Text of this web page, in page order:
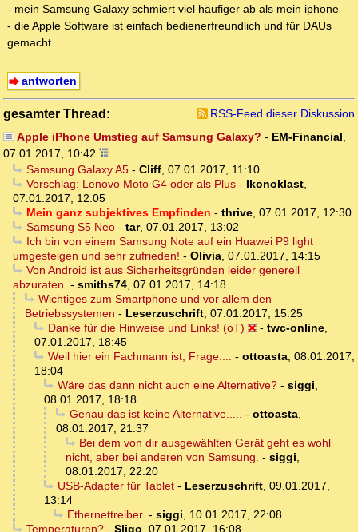
- mein Samsung Galaxy schmiert viel häufiger ab als mein iphone
- die Apple Software ist einfach bedienerfreundlich und für DAUs
gemacht
antworten
gesamter Thread:
RSS-Feed dieser Diskussion
Apple iPhone Umstieg auf Samsung Galaxy? - EM-Financial,
07.01.2017, 10:42
Samsung Galaxy A5- Cliff, 07.01.2017, 11:10
Vorschlag: Lenovo Moto G4 oder als Plus- Ikonoklast,
07.01.2017, 12:05
Mein ganz subjektives Empfinden - thrive, 07.01.2017, 12:30
Samsung S5 Neo- tar, 07.01.2017, 13:02
Ich bin von einem Samsung Note auf ein Huawei P9 light
umgesteigen und sehr zufrieden! - Olivia, 07.01.2017, 14:15
Von Android ist aus Sicherheitsgründen leider generell
abzuraten. - smiths74, 07.01.2017, 14:18
Wichtiges zum Smartphone und vor allem den
Betriebssystemen - Leserzuschrift, 07.01.2017, 15:25
Danke für die Hinweise und Links! (oT)
- twc-online,
07.01.2017, 18:45
Weil hier ein Fachmann ist, Frage.... - ottoasta, 08.01.2017,
18:04
Wäre das dann nicht auch eine Alternative?- siggi,
08.01.2017, 18:18
Genau das ist keine Alternative..... - ottoasta,
08.01.2017, 21:37
Bei dem von dir ausgewählten Gerät geht es wohl
nicht, aber bei anderen von Samsung. - siggi,
08.01.2017, 22:20
USB-Adapter für Tablet- Leserzuschrift, 09.01.2017,
13:14
Ethernettreiber. - siggi, 10.01.2017, 22:08
Temperaturen?- Sligo 07.01.2017, 16:08